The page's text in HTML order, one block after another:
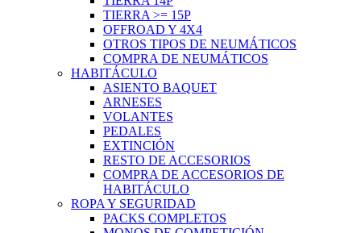
TIERRA >= 15P
OFFROAD Y 4X4
OTROS TIPOS DE NEUMÁTICOS
COMPRA DE NEUMÁTICOS
HABITÁCULO
ASIENTO BAQUET
ARNESES
VOLANTES
PEDALES
EXTINCIÓN
RESTO DE ACCESORIOS
COMPRA DE ACCESORIOS DE
HABITÁCULO
ROPA Y SEGURIDAD
PACKS COMPLETOS